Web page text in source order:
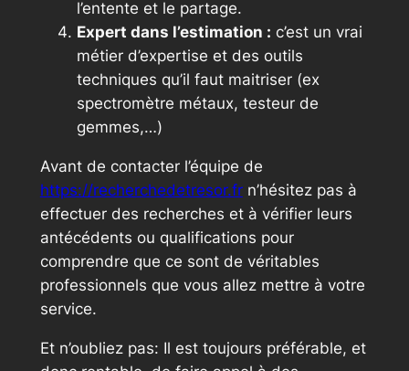
l’entente et le partage.
Expert dans l’estimation : c’est un vrai
métier d’expertise et des outils
techniques qu’il faut maitriser (ex
spectromètre métaux, testeur de
gemmes,…)
Avant de contacter l’équipe de
https://recherchedetresor.frn’hésitez pas à
effectuer des recherches et à vérifier leurs
antécédents ou qualifications pour
comprendre que ce sont de véritables
professionnels que vous allez mettre à votre
service.
Et n’oubliez pas: Il est toujours préférable, et